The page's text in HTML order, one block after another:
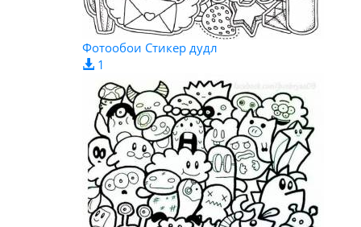
Фотообои Стикер дудл
1